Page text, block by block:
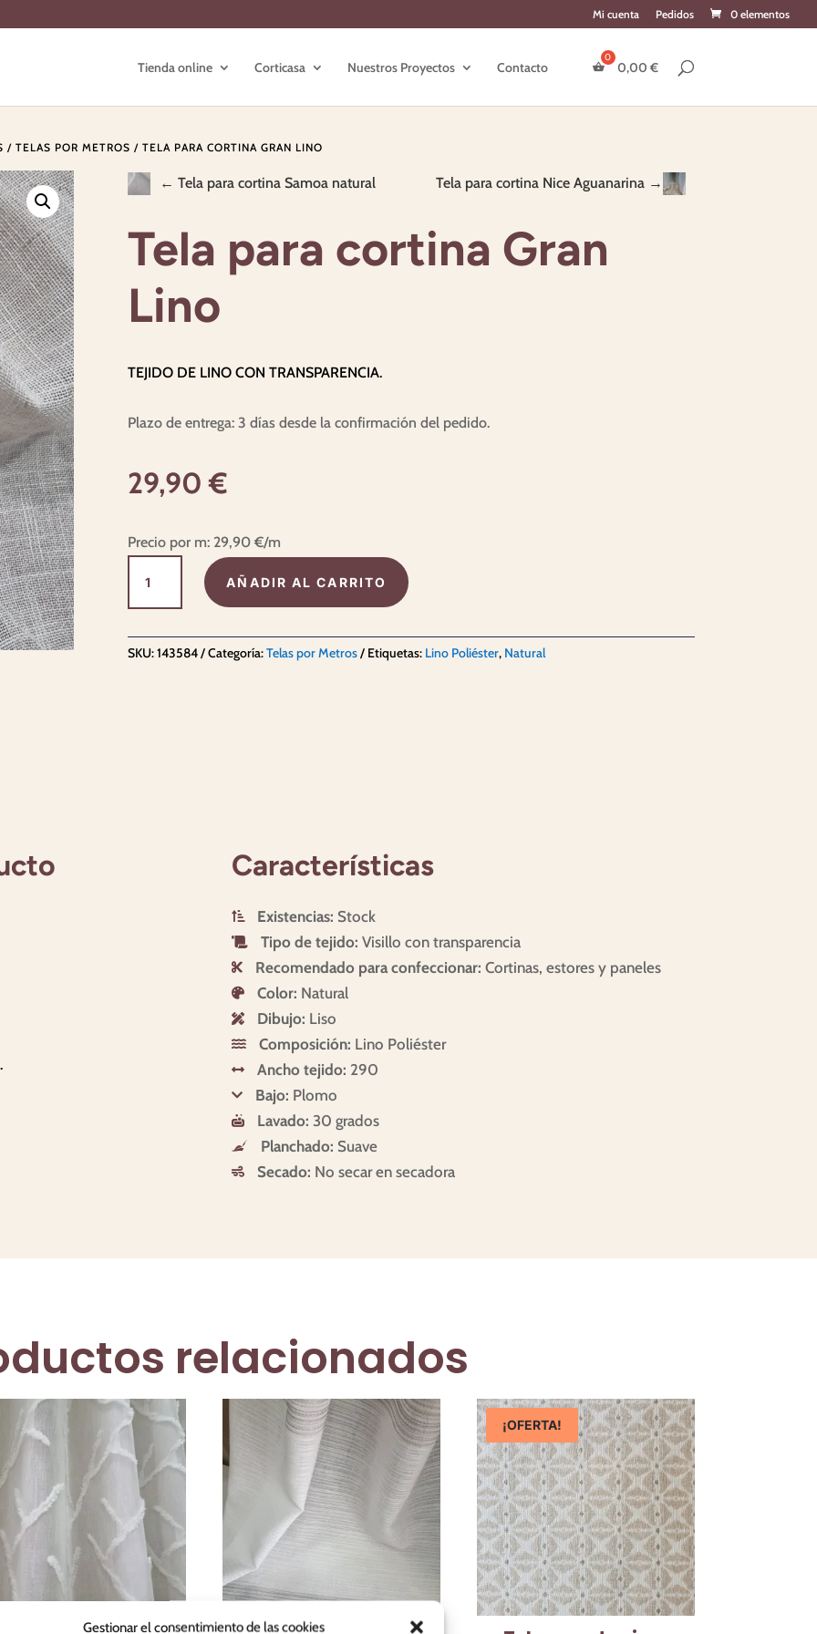
Gestionar el consentimiento de las cookies
Mi cuenta Pedidos 0 elementos
Tienda online Corticasa Nuestros Proyectos Contacto 0,00 €
/TELAS POR METROS / TELA PARA CORTINA GRAN LINO
← Tela para cortina Samoa natural Tela para cortina Nice Aguanarina →
Tela para cortina Gran
Lino
TEJIDO DE LINO CON TRANSPARENCIA.
Plazo de entrega: 3 días desde la confirmación del pedido.
29,90€
Precio por m: 29,90€/m
para
AÑADIR AL CARRITO
SKU:143584 Categoría:Telas por Metros Etiquetas: Lino Poliéster, Natural
Características
 Existencias: Stock
 Tipo de tejido: Visillo con transparencia
 Recomendado para confeccionar: Cortinas, estores y paneles
 Color: Natural
 Dibujo: Liso
 Composición: Lino Poliéster
 Ancho tejido: 290
 Bajo: Plomo
 Lavado: 30 grados
 Planchado: Suave
 Secado: No secar en secadora
relacionados
¡OFERTA!